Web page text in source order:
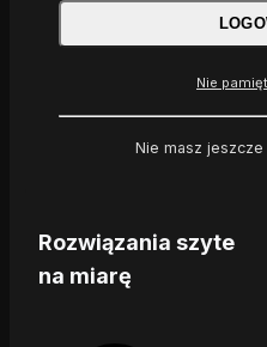
Rozwiązania szyte
na miarę
Nie
Nie masz jeszcze